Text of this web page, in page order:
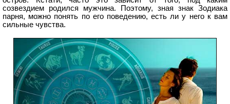
созвездием родился мужчина. Поэтому, зная знак Зодиака
парня, можно понять по его поведению, есть ли у него к вам
сильные чувства.